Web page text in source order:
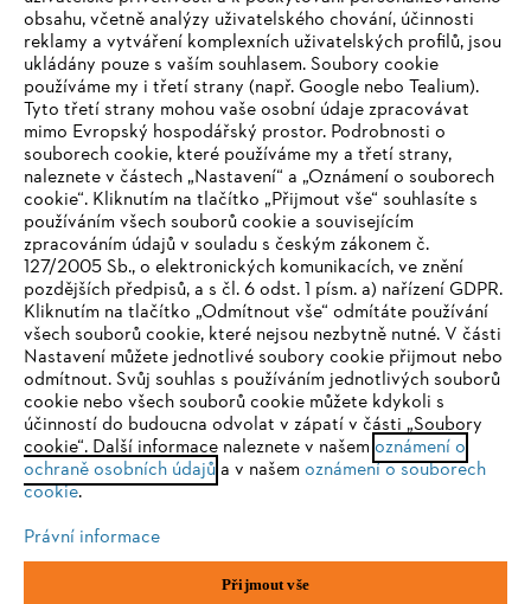
Společnost
STIHL FAQ
Služby
Ochrana osobních údajů Právní doložka Cookies
IHR BROWSER WIRD NICHT
UNTERSTÜTZT
Sie nutzen einen Browser, den wir noch nicht unterstützen. Für
eine optimale Nutzung unserer Seite empfehlen wir Ihnen, zu
einem der folgenden Browser zu wechseln:
Firefox Chrome
obsahu, včetně analýzy uživatelského chování, účinnosti
reklamy a vytváření komplexních uživatelských profilů, jsou
ukládány pouze s vaším souhlasem. Soubory cookie
používáme my i třetí strany (např. Google nebo Tealium).
Tyto třetí strany mohou vaše osobní údaje zpracovávat
mimo Evropský hospodářský prostor. Podrobnosti o
souborech cookie, které používáme my a třetí strany,
naleznete v částech „Nastavení“ a „Oznámení o souborech
cookie“. Kliknutím na tlačítko „Přijmout vše“ souhlasíte s
používáním všech souborů cookie a souvisejícím
zpracováním údajů v souladu s českým zákonem č.
127/2005 Sb., o elektronických komunikacích, ve znění
pozdějších předpisů, a s čl. 6 odst. 1 písm. a) nařízení GDPR.
Kliknutím na tlačítko „Odmítnout vše“ odmítáte používání
všech souborů cookie, které nejsou nezbytně nutné. V části
Nastavení můžete jednotlivé soubory cookie přijmout nebo
odmítnout. Svůj souhlas s používáním jednotlivých souborů
cookie nebo všech souborů cookie můžete kdykoli s
účinností do budoucna odvolat v zápatí v části „Soubory
cookie“. Další informace naleznete v našem oznámení o
ochraně osobních údajůa v našem oznámení o souborech
cookie.
Právní informace
Přijmout vše